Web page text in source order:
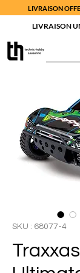
LIVRAISON
LIVRAISON
SKU : 68077-4